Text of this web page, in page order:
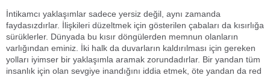
İntikamcı yaklaşımlar sadece yersiz değil, aynı zamanda
faydasızdırlar. İlişkileri düzeltmek için gösterilen çabaları da kısırlığa
sürüklerler. Dünyada bu kısır döngülerden memnun olanların
varlığından eminiz. İki halk da duvarların kaldırılması için gereken
yolları iyimser bir yaklaşımla aramak zorundadırlar. Bir yandan tüm
insanlık için olan sevgiye inandığını iddia etmek, öte yandan da red